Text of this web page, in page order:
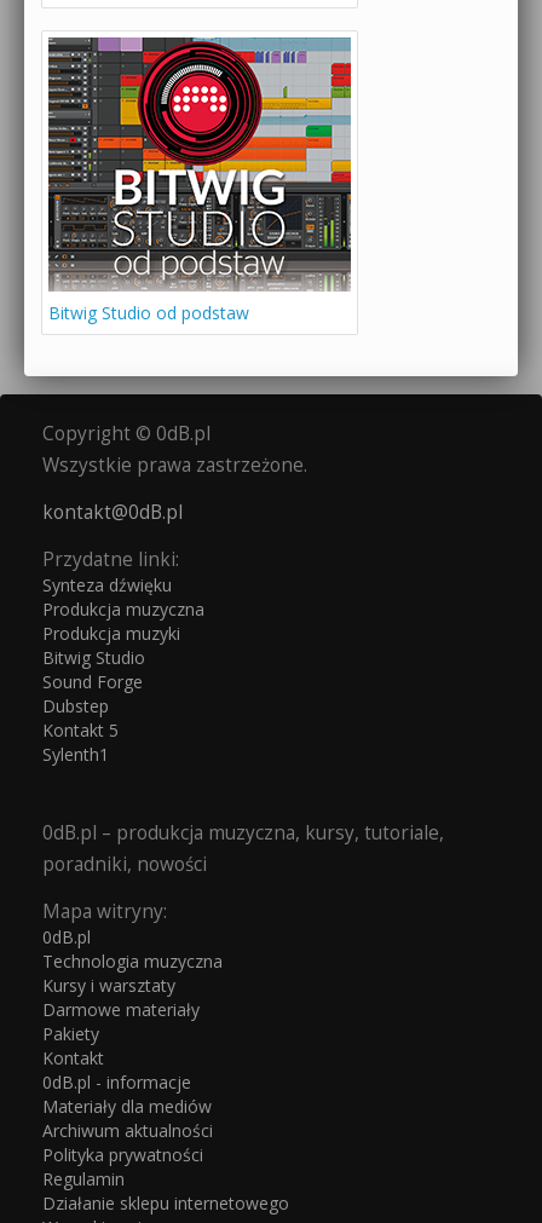
Bitwig Studio od podstaw
Copyright © 0dB.pl
Wszystkie prawa zastrzeżone.
kontakt@0dB.pl
Przydatne linki:
Synteza dźwięku
Produkcja muzyczna
Produkcja muzyki
Bitwig Studio
Sound Forge
Dubstep
Kontakt 5
Sylenth1
0dB.pl – produkcja muzyczna, kursy, tutoriale,
poradniki, nowości
Mapa witryny:
0dB.pl
Technologia muzyczna
Kursy i warsztaty
Darmowe materiały
Pakiety
Kontakt
0dB.pl - informacje
Materiały dla mediów
Archiwum aktualności
Polityka prywatności
Regulamin
Działanie sklepu internetowego